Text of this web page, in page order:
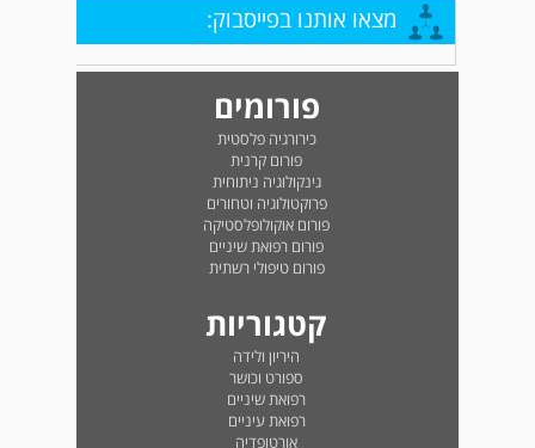
מצאו אותנו בפייסבוק:
פורומים
כירורגיה פלסטית
פורום קרנית
גינקולוגיה ניתוחית
פרוקטולוגיה וטחורים
פורום אוקולופלסטיקה
פורום רפואת שיניים
פורום טיפולי רשתית
קטגוריות
היריון ולידה
ספורט וכושר
רפואת שיניים
רפואת עיניים
אורטופדיה